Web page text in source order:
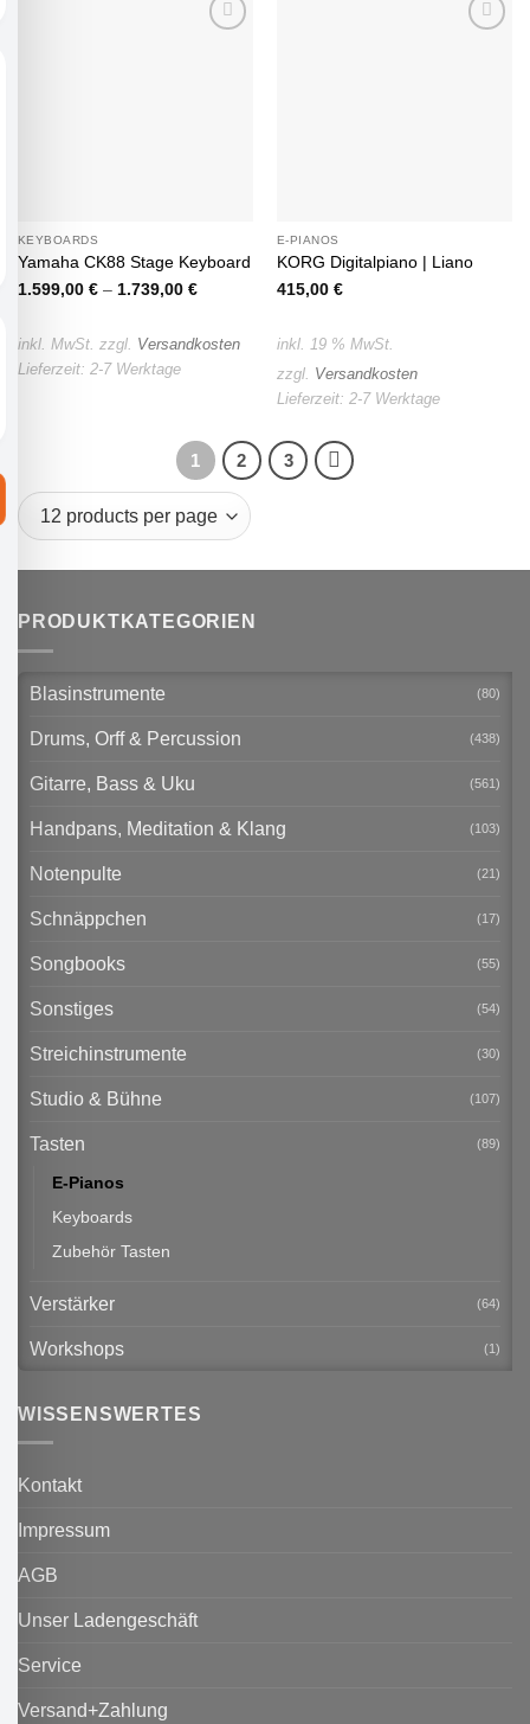
KEYBOARDS
Yamaha CK88 Stage Keyboard
1.599,00 €– 1.739,00 €
inkl. MwSt. zzgl. Versandkosten
Lieferzeit: 2-7 Werktage
E-PIANOS
KORG Digitalpiano | Liano
415,00 €
inkl. 19 % MwSt.
zzgl. Versandkosten
Lieferzeit: 2-7 Werktage
1 2 3
PRODUKTKATEGORIEN
Blasinstrumente (80)
Drums, Orff & Percussion (438)
Gitarre, Bass & Uku (561)
Handpans, Meditation & Klang (103)
Notenpulte (21)
Schnäppchen (17)
Songbooks (55)
Sonstiges (54)
Streichinstrumente (30)
Studio & Bühne (107)
Tasten (89)
E-Pianos
Keyboards
Zubehör Tasten
Verstärker (64)
Workshops (1)
WISSENSWERTES
Kontakt
Impressum
AGB
Unser Ladengeschäft
Service
Versand+Zahlung